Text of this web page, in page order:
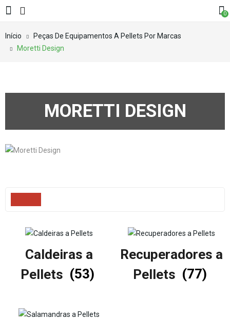
0
Início
Peças De Equipamentos A Pellets Por Marcas
Moretti Design
MORETTI DESIGN
Caldeiras a
Pellets (53)
Recuperadores a
Pellets (77)